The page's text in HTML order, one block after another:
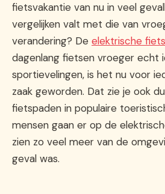
fietsvakantie van nu in veel
vergelijken valt met die van
verandering? De elektrische
dagenlang fietsen vroeger echt
sportievelingen, is het nu voor
zaak geworden. Dat zie je ook
fietspaden in populaire
mensen gaan er op de
zien zo veel meer van de
geval was.